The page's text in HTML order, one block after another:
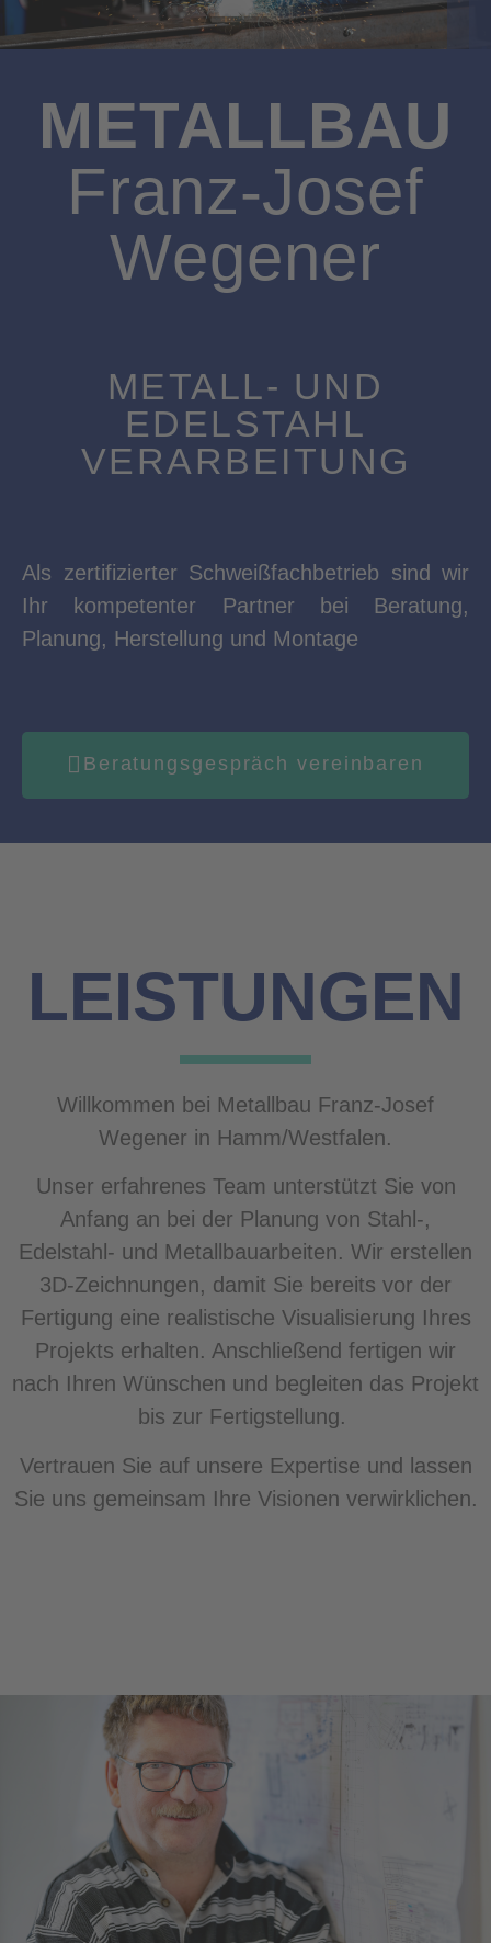
METALLBAU
Franz-Josef
Wegener
METALL- UND
EDELSTAHL
VERARBEITUNG
Als zertifizierter Schweißfachbetrieb sind wir
Ihr kompetenter Partner bei Beratung,
Planung, Herstellung und Montage
Beratungsgespräch vereinbaren
LEISTUNGEN
Willkommen bei Metallbau Franz-Josef
Wegener in Hamm/Westfalen.
Unser erfahrenes Team unterstützt Sie von
Anfang an bei der Planung von Stahl-,
Edelstahl- und Metallbauarbeiten. Wir erstellen
3D-Zeichnungen, damit Sie bereits vor der
Fertigung eine realistische Visualisierung Ihres
Projekts erhalten. Anschließend fertigen wir
nach Ihren Wünschen und begleiten das Projekt
bis zur Fertigstellung.
Vertrauen Sie auf unsere Expertise und lassen
Sie uns gemeinsam Ihre Visionen verwirklichen.